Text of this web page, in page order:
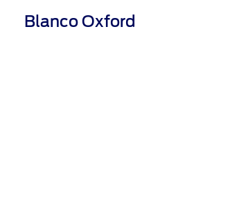
Blanco Oxford